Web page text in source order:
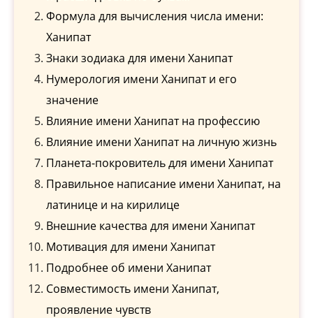
Формула для вычисления числа имени:
Ханипат
Знаки зодиака для имени Ханипат
Нумерология имени Ханипат и его
значение
Влияние имени Ханипат на профессию
Влияние имени Ханипат на личную жизнь
Планета-покровитель для имени Ханипат
Правильное написание имени Ханипат, на
латинице и на кирилице
Внешние качества для имени Ханипат
Мотивация для имени Ханипат
Подробнее об имени Ханипат
Совместимость имени Ханипат,
проявление чувств